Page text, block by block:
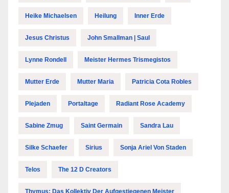
Heike Michaelsen Heilung Inner Erde
Jesus Christus John Smallman | Saul
Lynne Rondell Meister Hermes Trismegistos
Mutter Erde Mutter Maria Patricia Cota Robles
Plejaden Portaltage Radiant Rose Academy
Sabine Zmug Saint Germain Sandra Lau
Silke Schaefer Sirius Sonja Ariel Von Staden
Telos The 12 D Creators